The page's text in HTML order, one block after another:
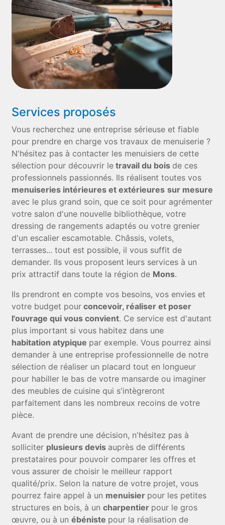
Services proposés
Vous recherchez une entreprise sérieuse et fiable
pour prendre en charge vos travaux de menuiserie ?
N'hésitez pas à contacter les menuisiers de cette
sélection pour découvrir le travail du bois de ces
professionnels passionnés. Ils réalisent toutes vos
menuiseries intérieures et extérieures sur mesure
avec le plus grand soin, que ce soit pour agrémenter
votre salon d'une nouvelle bibliothèque, votre
dressing de rangements adaptés ou votre grenier
d'un escalier escamotable. Châssis, volets,
terrasses... tout est possible, il vous suffit de
demander. Ils vous proposent leurs services à un
prix attractif dans toute la région de Mons.
Ils prendront en compte vos besoins, vos envies et
votre budget pour concevoir, réaliser et poser
l'ouvrage qui vous convient. Ce service est d'autant
plus important si vous habitez dans une
habitation atypique par exemple. Vous pourrez ainsi
demander à une entreprise professionnelle de notre
sélection de réaliser un placard tout en longueur
pour habiller le bas de votre mansarde ou imaginer
des meubles de cuisine qui s'intègreront
parfaitement dans les nombreux recoins de votre
pièce.
Avant de prendre une décision, n'hésitez pas à
solliciter plusieurs devis auprès de différents
prestataires pour pouvoir comparer les offres et
vous assurer de choisir le meilleur rapport
qualité/prix. Selon la nature de votre projet, vous
pourrez faire appel à un menuisier pour les petites
structures en bois, à uncharpentier pour le gros
œuvre, ou à unébéniste pour la réalisation de